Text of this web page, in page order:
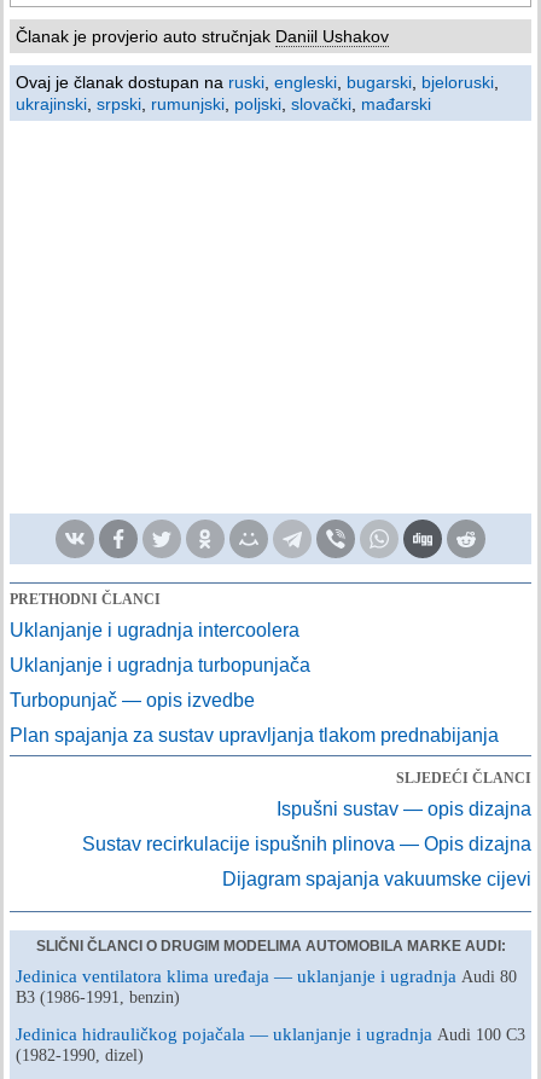
Članak je provjerio auto stručnjak Daniil Ushakov
Ovaj je članak dostupan na ruski engleski bugarski bjeloruski
ukrajinski srpski rumunjski poljski slovački mađarski
PRETHODNI ČLANCI
Uklanjanje i ugradnja intercoolera
Uklanjanje i ugradnja turbopunjača
Turbopunjač — opis izvedbe
Plan spajanja za sustav upravljanja tlakom prednabijanja
SLJEDEĆI ČLANCI
Ispušni sustav — opis dizajna
Sustav recirkulacije ispušnih plinova — Opis dizajna
Dijagram spajanja vakuumske cijevi
SLIČNI ČLANCI O DRUGIM MODELIMA AUTOMOBILA MARKE AUDI:
Jedinica ventilatora klima uređaja — uklanjanje i ugradnja Audi 80
B3 (1986-1991, benzin)
Jedinica hidrauličkog pojačala — uklanjanje i ugradnja Audi 100 C3
(1982-1990, dizel)